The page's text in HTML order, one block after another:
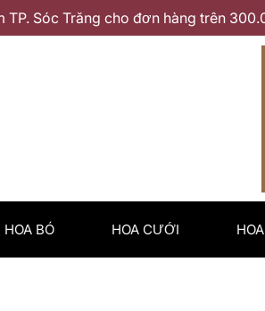
TP. Sóc Trăng cho đơn hàng trên
HOA BÓ HOA CƯỚI